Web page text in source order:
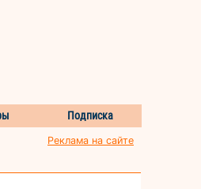
Подписка
Реклама на сайте